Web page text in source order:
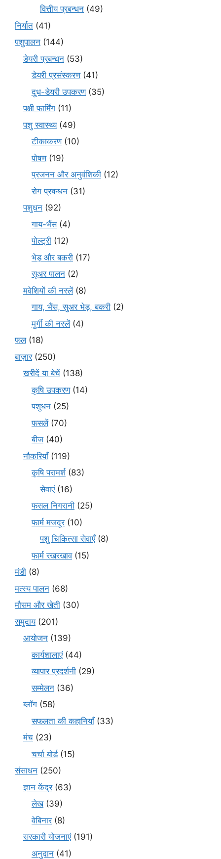
वित्तीय प्रबन्धन (49)
निर्यात (41)
पशुपालन (144)
डेयरी प्रबन्धन (53)
डेयरी प्रसंस्करण(41)
दूध-डेयरी उपकरण(35)
पक्षी फार्मिंग (11)
पशु स्वास्थ्य(49)
टीकाकरण(10)
पोषण(19)
प्रजनन और अनुवंशिकी (12)
रोग प्रबन्धन (31)
पशुधन (92)
गाय-भैंस(4)
पोल्ट्री (12)
भेड़ और बकरी (17)
सूअर पालन (2)
मवेशियों की नस्लें(8)
गाय, भैंस, सुअर भेड़, बकरी (2)
मुर्गी की नस्लें(4)
फल(18)
बाज़ार(250)
खरीदें या बेचें (138)
कृषि उपकरण(14)
पशुधन (25)
फसलें(70)
बीज (40)
नौकरियाँ(119)
कृषि परामर्श(83)
सेवाएं(16)
फसल निगरानी (25)
फार्म मजदूर(10)
पशु चिकित्सा सेवाएँ(8)
फार्म रखरखाव(15)
मंडी (8)
मत्स्य पालन (68)
मौसम और खेती (30)
समुदाय(201)
आयोजन (139)
कार्यशालाएं(44)
व्यापार प्रदर्शनी (29)
सम्मेलन (36)
ब्लॉग (58)
सफलता की कहानियाँ(33)
मंच (23)
चर्चा बोर्ड(15)
संसाधन (250)
ज्ञान केंद्र(63)
लेख(39)
वेबिनार(8)
सरकारी योजनाएं(191)
अनुदान (41)